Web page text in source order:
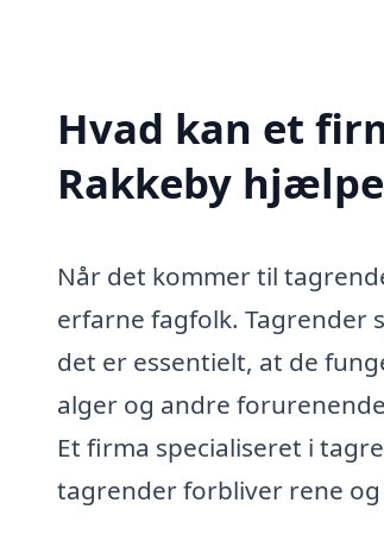
Hvad kan et
Rakkeby
Når det kommer til
erfarne fagfolk. Tagrender
det er essentielt, at de
alger og andre
Et firma specialiseret i
tagrender forbliver rene